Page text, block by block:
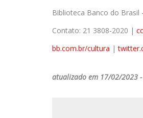
Biblioteca Banco do Brasil
Contato: 21 3808-2020 |
bb.com.br/cultura |
atualizado em 17/02/2023